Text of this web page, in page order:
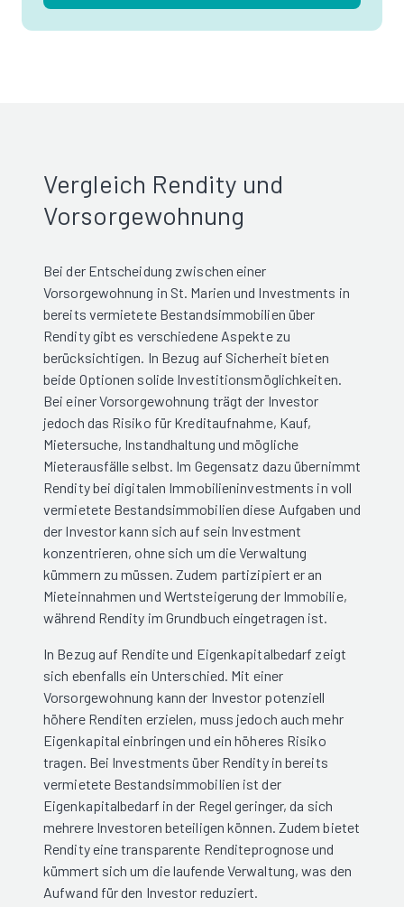
Vergleich Rendity und
Vorsorgewohnung
Bei der Entscheidung zwischen einer
Vorsorgewohnung in St. Marien und Investments in
bereits vermietete Bestandsimmobilien über
Rendity gibt es verschiedene Aspekte zu
berücksichtigen. In Bezug auf Sicherheit bieten
beide Optionen solide Investitionsmöglichkeiten.
Bei einer Vorsorgewohnung trägt der Investor
jedoch das Risiko für Kreditaufnahme, Kauf,
Mietersuche, Instandhaltung und mögliche
Mieterausfälle selbst. Im Gegensatz dazu übernimmt
Rendity bei digitalen Immobilieninvestments in voll
vermietete Bestandsimmobilien diese Aufgaben und
der Investor kann sich auf sein Investment
konzentrieren, ohne sich um die Verwaltung
kümmern zu müssen. Zudem partizipiert er an
Mieteinnahmen und Wertsteigerung der Immobilie,
während Rendity im Grundbuch eingetragen ist.
In Bezug auf Rendite und Eigenkapitalbedarf zeigt
sich ebenfalls ein Unterschied. Mit einer
Vorsorgewohnung kann der Investor potenziell
höhere Renditen erzielen, muss jedoch auch mehr
Eigenkapital einbringen und ein höheres Risiko
tragen. Bei Investments über Rendity in bereits
vermietete Bestandsimmobilien ist der
Eigenkapitalbedarf in der Regel geringer, da sich
mehrere Investoren beteiligen können. Zudem bietet
Rendity eine transparente Renditeprognose und
kümmert sich um die laufende Verwaltung, was den
Aufwand für den Investor reduziert.